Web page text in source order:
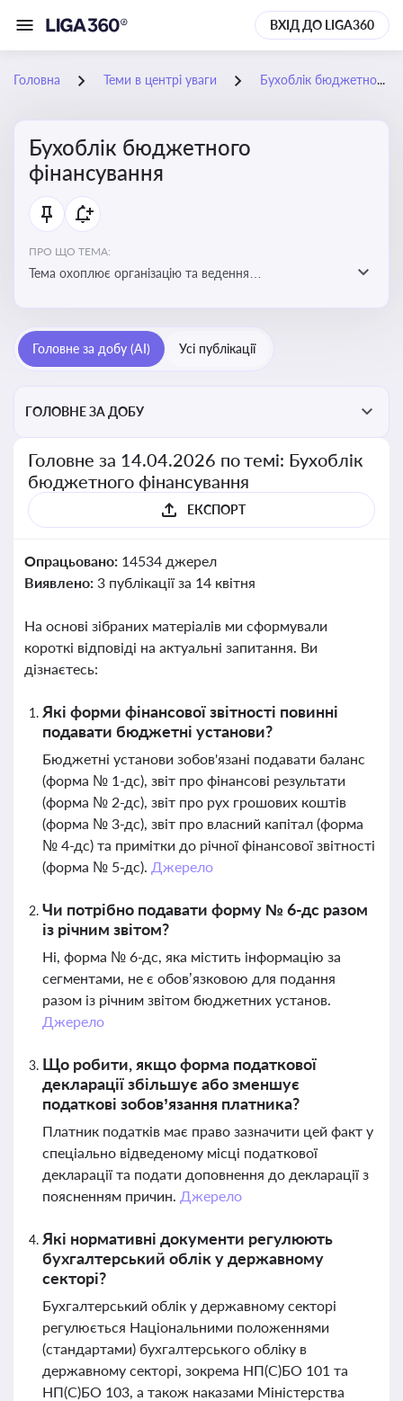
ВХІД ДО LIGA360
Головна Теми в центрі уваги Бухоблік бюджетного фінансування
Бухоблік бюджетного
фінансування
ПРО ЩО ТЕМА:
Тема охоплює організацію та ведення
Головне за добу (AI) Усі публікації
ГОЛОВНЕ ЗА ДОБУ
Головне за 14.04.2026 по темі: Бухоблік
бюджетного фінансування
ЕКСПОРТ
Опрацьовано: 14534 джерел
Виявлено: 3 публікації за 14 квітня
На основі зібраних матеріалів ми сформували
короткі відповіді на актуальні запитання. Ви
дізнаєтесь:
Які форми фінансової звітності повинні
подавати бюджетні установи?
Бюджетні установи зобов'язані подавати баланс
(форма № 1-дс), звіт про фінансові результати
(форма № 2-дс), звіт про рух грошових коштів
(форма № 3-дс), звіт про власний капітал (форма
№ 4-дс) та примітки до річної фінансової звітності
(форма № 5-дс). Джерело
Чи потрібно подавати форму № 6-дс разом
із річним звітом?
Ні, форма № 6-дс, яка містить інформацію за
сегментами, не є обов’язковою для подання
разом із річним звітом бюджетних установ.
Джерело
Що робити, якщо форма податкової
декларації збільшує або зменшує
податкові зобов’язання платника?
Платник податків має право зазначити цей факт у
спеціально відведеному місці податкової
декларації та подати доповнення до декларації з
поясненням причин. Джерело
Які нормативні документи регулюють
бухгалтерський облік у державному
секторі?
Бухгалтерський облік у державному секторі
регулюється Національними положеннями
(стандартами) бухгалтерського обліку в
державному секторі, зокрема НП(С)БО 101 та
НП(С)БО 103, а також наказами Міністерства